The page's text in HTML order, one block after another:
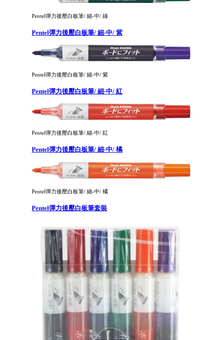
Pentel彈力後壓白板筆/ 細-中/ 綠
Pentel彈力後壓白板筆/ 細-中/ 紫
Pentel彈力後壓白板筆/ 細-中/ 紫
Pentel彈力後壓白板筆/ 細-中/ 紅
Pentel彈力後壓白板筆/ 細-中/ 紅
Pentel彈力後壓白板筆/ 細-中/ 橘
Pentel彈力後壓白板筆/ 細-中/ 橘
Pentel彈力後壓白板筆套裝